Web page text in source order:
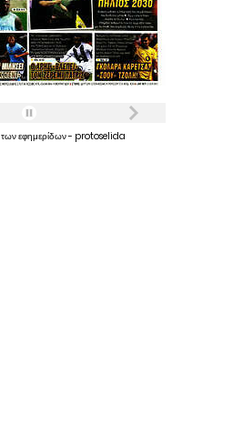
τωνεφημερίδων- protoselida